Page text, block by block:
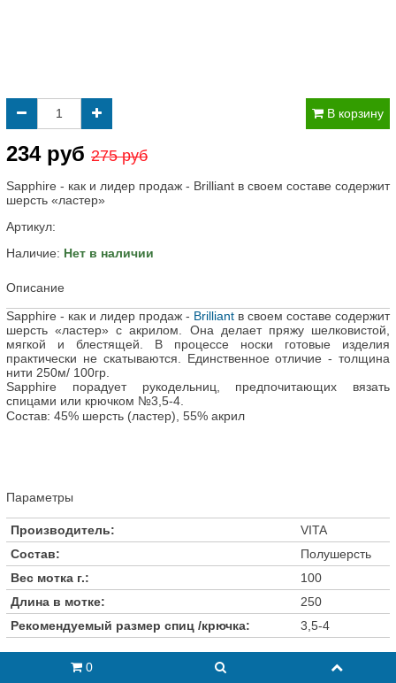
В корзину
234 руб 275 руб
Sapphire - как и лидер продаж - Brilliant в своем составе содержит
шерсть «ластер»
Артикул:
Наличие: Нет в наличии
Описание
Sapphire - как и лидер продаж - Brilliant в своем составе содержит
шерсть «ластер» с акрилом. Она делает пряжу шелковистой,
мягкой и блестящей. В процессе носки готовые изделия
практически не скатываются. Единственное отличие - толщина
нити 250м/ 100гр.
Sapphire порадует рукодельниц, предпочитающих вязать
спицами или крючком №3,5-4.
Состав: 45% шерсть (ластер), 55% акрил
Параметры
Производитель:
VITA
Состав:
Полушерсть
Вес мотка г.:
100
Длина в мотке:
250
Рекомендуемый размер спиц /крючка:
3,5-4
0